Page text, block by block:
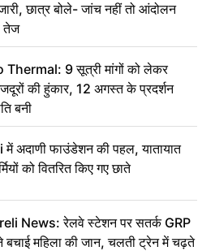
छात्र बोले- जांच नहीं तो आंदोलन
तेज
Thermal: 9 सूत्री मांगों को लेकर
की हुंकार, 12 अगस्त के प्रदर्शन
बनी
अदाणी फाउंडेशन की पहल, यातायात
को वितरित किए गए छाते
News: रेलवे स्टेशन पर सतर्क GRP
बचाई महिला की जान, चलती ट्रेन में चढ़ते